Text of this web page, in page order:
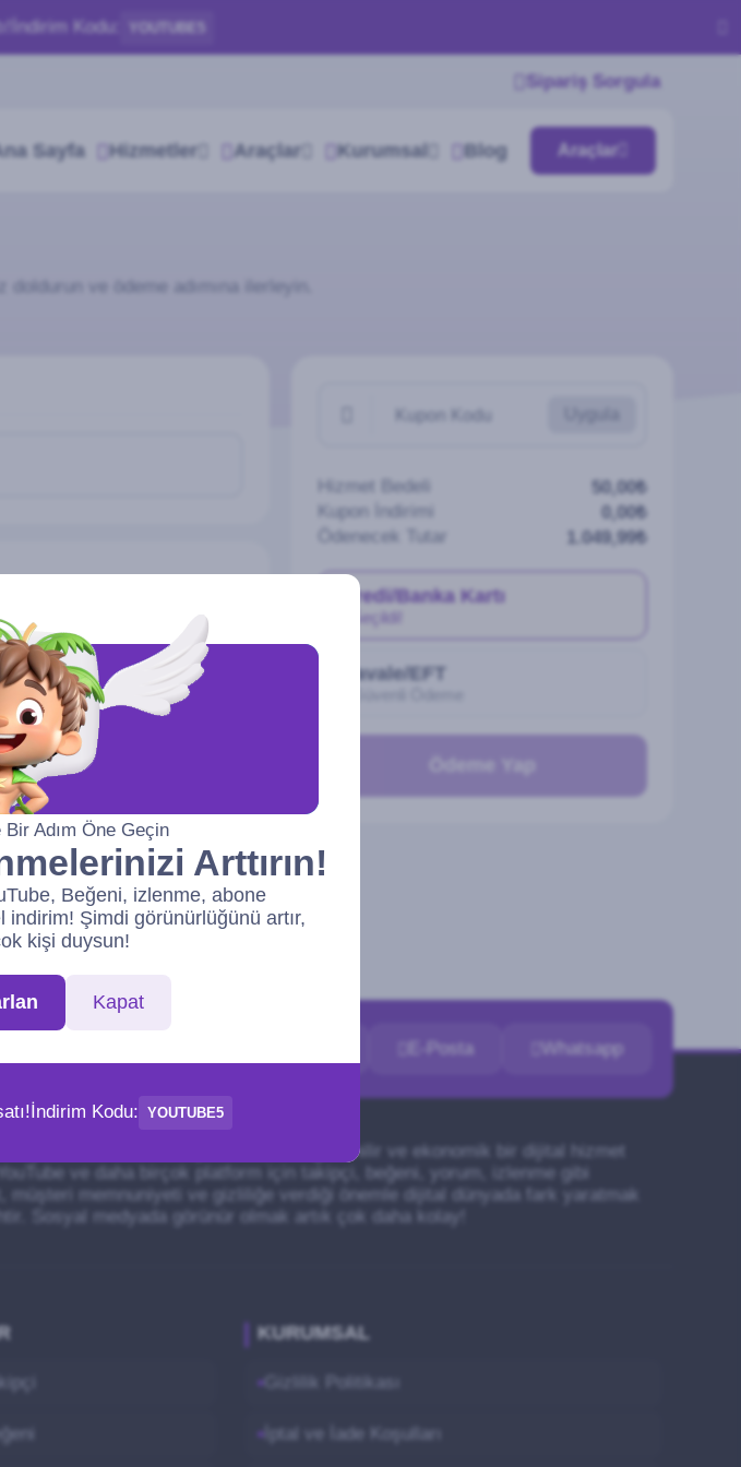
Adım Öne Geçin
Arttırın!
Beğeni, izlenme, abone
Şimdi görünürlüğünü artır,
kişi duysun!
Kapat
İndirim Kodu: YOUTUBE5
İndirim Kodu: YOUTUBE5
Sipariş Sorgula
Sayfa Hizmetler Araçlar Kurumsal Blog Araçlar
ve ödeme adımına ilerleyin.
Kupon Kodu
Hizmet Bedeli
50,00₺
Kupon İndirimi
0,00₺
Ödenecek Tutar
1.049,99₺
Kredi/Banka Kartı
Seçildi!
Havale/EFT
Ödeme Yap
E-Posta Whatsapp
artırmanıza yardımcı olan güvenilir ve ekonomik bir dijital hizmet
ve daha birçok platform için takipçi, beğeni, yorum, izlenme gibi
müşteri memnuniyeti ve gizliliğe verdiği önemle dijital dünyada fark yaratmak
Sosyal medyada görünür olmak artık çok daha kolay!
KURUMSAL
Gizlilik Politikası
İptal ve İade Koşulları